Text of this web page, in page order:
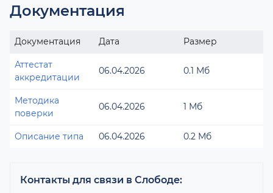
Документация
Документация Дата Размер
Аттестат
аккредитации
06.04.2026 0.1 Мб
Методика
поверки
06.04.2026 1 Мб
Описание типа 06.04.2026 0.2 Мб
Контакты для связи в Слободе: